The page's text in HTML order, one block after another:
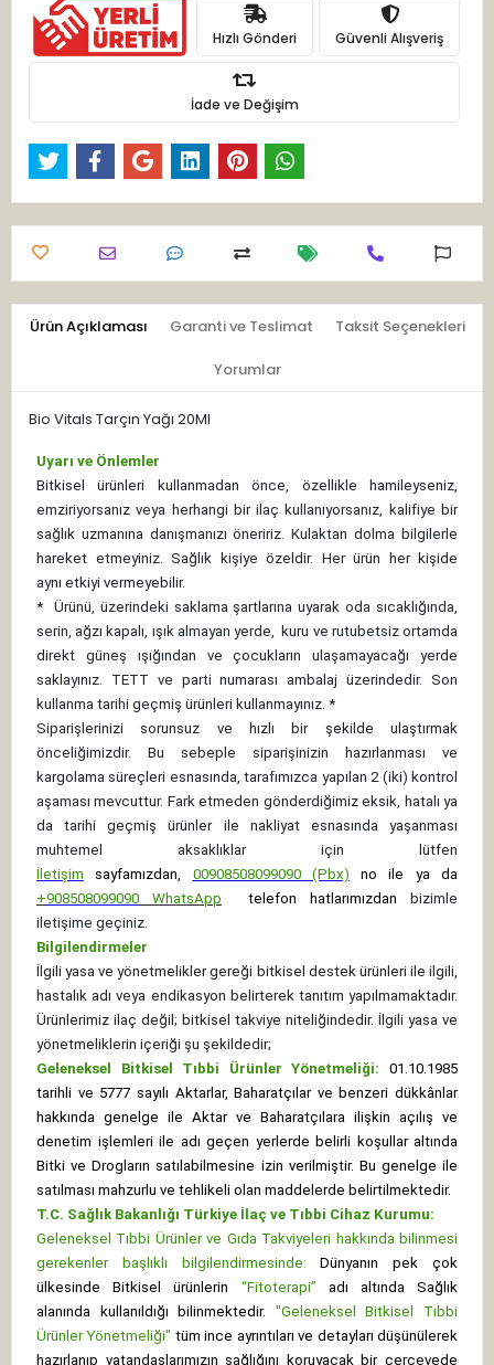
Hızlı Gönderi Güvenli Alışveriş
İade ve Değişim
Ürün Açıklaması Garanti ve Teslimat Taksit Seçenekleri
Yorumlar
Bio Vitals Tarçın Yağı 20Ml
Uyarı ve Önlemler
Bitkisel ürünleri kullanmadan önce, özellikle hamileyseniz,
emziriyorsanız veya herhangi bir ilaç kullanıyorsanız, kalifiye bir
sağlık uzmanına danışmanızı öneririz. Kulaktan dolma bilgilerle
hareket etmeyiniz. Sağlık kişiye özeldir. Her ürün her kişide
aynı etkiyi vermeyebilir.
*
Ürünü, üzerindeki saklama şartlarına uyarak oda sıcaklığında,
serin, ağzı kapalı, ışık almayan yerde, kuru ve rutubetsiz ortamda
direkt güneş ışığından ve çocukların ulaşamayacağı yerde
saklayınız. TETT ve parti numarası ambalaj üzerindedir. Son
kullanma tarihi geçmiş ürünleri kullanmayınız. *
Siparişlerinizi sorunsuz ve hızlı bir şekilde ulaştırmak
önceliğimizdir. Bu sebeple siparişinizin hazırlanması ve
kargolama süreçleri esnasında, tarafımızca yapılan 2 (iki) kontrol
aşaması mevcuttur. Fark etmeden gönderdiğimiz eksik, hatalı ya
da tarihi geçmiş ürünler ile nakliyat esnasında yaşanması
muhtemel aksaklıklar için lütfen
İletişim
sayfamızdan, 00908508099090 (Pbx) no ile ya da
+908508099090 WhatsApp telefon hatlarımızdan bizimle
iletişime geçiniz.
Bilgilendirmeler
İlgili yasa ve yönetmelikler gereği bitkisel destek ürünleri ile ilgili,
hastalık adı veya endikasyon belirterek tanıtım yapılmamaktadır.
Ürünlerimiz ilaç değil; bitkisel takviye niteliğindedir. İlgili yasa ve
yönetmeliklerin içeriği şu şekildedir;
Geleneksel Bitkisel Tıbbi Ürünler Yönetmeliği: 01.10.1985
tarihli ve 5777 sayılı Aktarlar, Baharatçılar ve benzeri dükkânlar
hakkında genelge ile Aktar ve Baharatçılara ilişkin açılış ve
denetim işlemleri ile adı geçen yerlerde belirli koşullar altında
Bitki ve Drogların satılabilmesine izin verilmiştir. Bu genelge ile
satılması mahzurlu ve tehlikeli olan maddelerde belirtilmektedir.
T.C. Sağlık Bakanlığı Türkiye İlaç ve Tıbbi Cihaz Kurumu:
Geleneksel Tıbbi Ürünler ve Gıda Takviyeleri hakkında bilinmesi
gerekenler başlıklı bilgilendirmesinde:
Dünyanın pek çok
ülkesinde Bitkisel ürünlerin “Fitoterapi” adı altında Sağlık
alanında kullanıldığı bilinmektedir. "Geleneksel Bitkisel Tıbbi
Ürünler Yönetmeliği" tüm ince ayrıntıları ve detayları düşünülerek
hazırlanıp vatandaşlarımızın sağlığını koruyacak bir çerçevede